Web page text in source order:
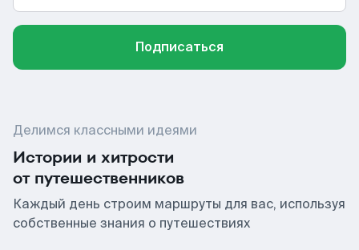
Подписаться
Делимся классными идеями
Истории и хитрости
от путешественников
Каждый день строим маршруты для вас, используя
собственные знания о путешествиях